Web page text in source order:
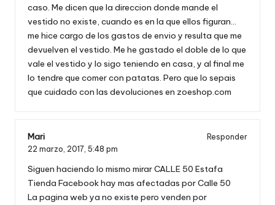
caso. Me dicen que la direccion donde mande el
vestido no existe, cuando es en la que ellos figuran…
me hice cargo de los gastos de envio y resulta que me
devuelven el vestido. Me he gastado el doble de lo que
vale el vestido y lo sigo teniendo en casa, y al final me
lo tendre que comer con patatas. Pero que lo sepais
que cuidado con las devoluciones en zoeshop.com
Mari
Responder
22 marzo, 2017, 5:48 pm
Siguen haciendo lo mismo mirar CALLE 50 Estafa
Tienda Facebook hay mas afectadas por Calle 50
La pagina web ya no existe pero venden por